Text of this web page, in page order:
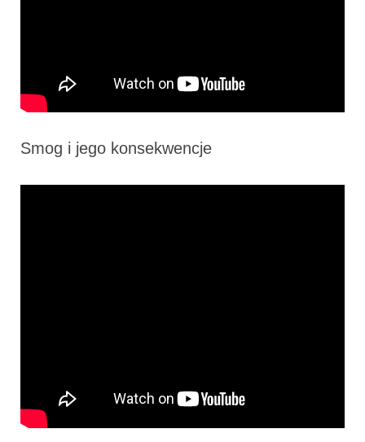
Smog i jego konsekwencje